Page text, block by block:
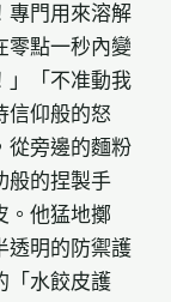
專門用來溶解
零點一秒內變
」「不准動我
信仰般的怒
從旁邊的麵粉
般的捏製手
。他猛地擲
透明的防禦護
「水餃皮護